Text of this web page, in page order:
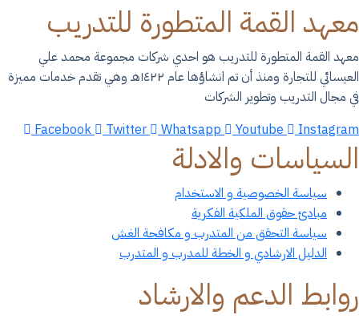
القمة المتطورة للتدريب
القمة المتطورة للتدريب هو احدي شركات مجموعة محمد علي
العيسائي للتجارة ومنذ أن تم انشاؤها عام ١٤٢٢هـ وهي تقدم خدمات مميزة
مجال التدريب وتطوير الشركات
Facebook
Twitter Whatsapp Youtube
والادلة
سياسة الخصوصية و الاستخدام
مبادئ حقوق الملكية الفكرية
سياسة التحقق من المتدرب و مكافحة الغش
الدليل الارشادي و الخطة للمدرب و المتدرب
الدعم والارشاد